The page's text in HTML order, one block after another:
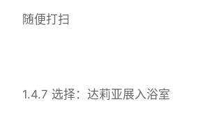
随便打扫
1.4.7 选择：达莉亚展入浴室